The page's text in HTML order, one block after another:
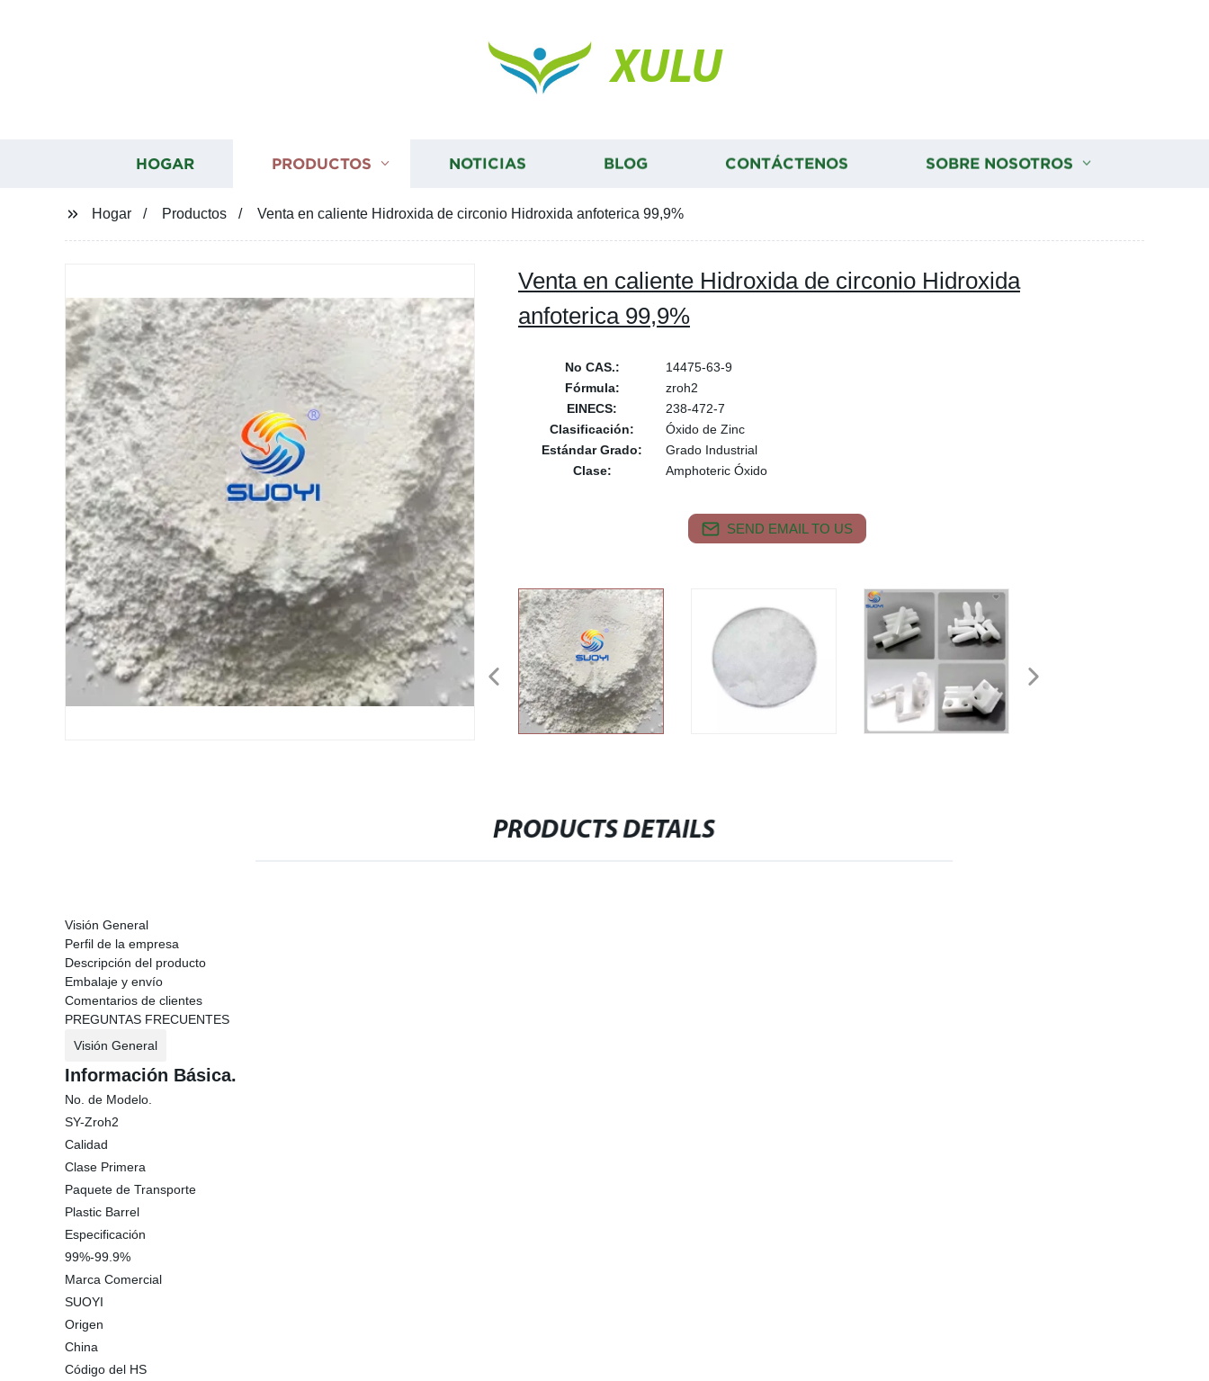
XULU
HOGAR PRODUCTOS NOTICIAS BLOG CONTÁCTENOS SOBRE NOSOTROS
Hogar Productos Venta en caliente Hidroxida de circonio Hidroxida anfoterica 99,9%
Venta en caliente Hidroxida de circonio Hidroxida
anfoterica 99,9%
No CAS.:
14475-63-9
Fórmula:
zroh2
EINECS:
238-472-7
Clasificación:
Óxido de Zinc
Estándar Grado:
Grado Industrial
Clase:
Amphoteric Óxido
SEND EMAIL TO US
PRODUCTS DETAILS
Visión General
Perfil de la empresa
Descripción del producto
Embalaje y envío
Comentarios de clientes
PREGUNTAS FRECUENTES
Visión General
Información Básica.
No. de Modelo.
SY-Zroh2
Calidad
Clase Primera
Paquete de Transporte
Plastic Barrel
Especificación
99%-99.9%
Marca Comercial
SUOYI
Origen
China
Código del HS